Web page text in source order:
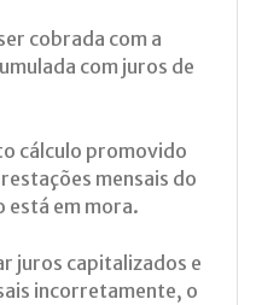
cobrada com a
com juros de
cálculo promovido
mensais do
está em mora.
juros capitalizados e
incorretamente, o